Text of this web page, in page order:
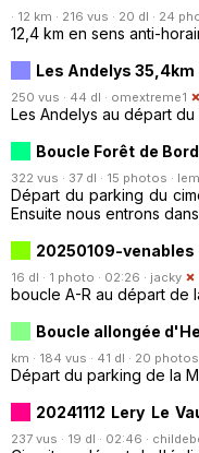
· 12 km · 216 vus · 20 dl · 24
12,4 km en sens anti-
Les Andelys 35,4km
250 vus · 44 dl · omextreme1
Les Andelys au départ
Boucle Forêt de Bord
322 vus · 37 dl · 15 photos ·
Départ du parking du
Ensuite nous entrons
20250109-venables
16 dl · 1 photo · 02:26 · jacky
boucle A-R au départ de
Boucle allongée
km · 184 vus · 41 dl · 20
Départ du parking de la
20241112 Lery Le
237 vus · 19 dl · 02:46 ·